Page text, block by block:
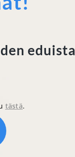
eduista
tästä.